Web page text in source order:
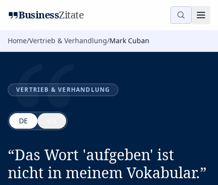
BusinessZitate
Home/Vertrieb & Verhandlung/Mark Cuban
“
VERTRIEB & VERHANDLUNG
DE
“Das Wort 'aufgeben' ist
nicht in meinem Vokabular.”